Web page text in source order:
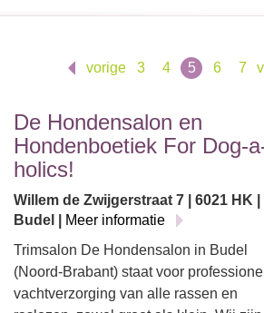
vorige 3 4 5 6 7
De Hondensalon en
Hondenboetiek For Dog-
holics!
Willem de Zwijgerstraat 7 | 6021 HK |
Budel |
Meer informatie
Trimsalon De Hondensalon in Budel
(Noord-Brabant) staat voor
vachtverzorging van alle rassen en